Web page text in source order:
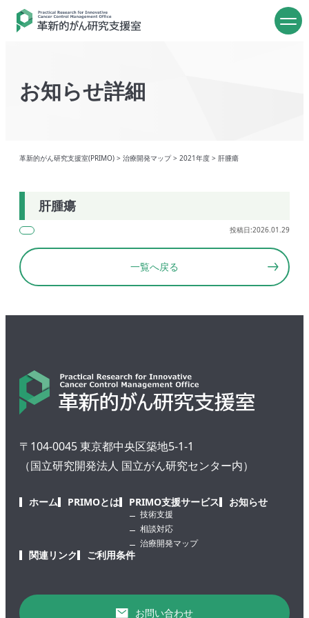
お知らせ詳細
革新的がん研究支援室(PRIMO) > 治療開発マップ> 2021年度 > 肝腫瘍
肝腫瘍
投稿日:2026.01.29
一覧へ戻る
〒104-0045 東京都中央区築地5-1-1
（国立研究開発法人 国立がん研究センター内）
ホーム PRIMOとは PRIMO支援サービス
技術支援
相談対応
治療開発マップ
お知らせ
関連リンク ご利用条件
お問い合わせ